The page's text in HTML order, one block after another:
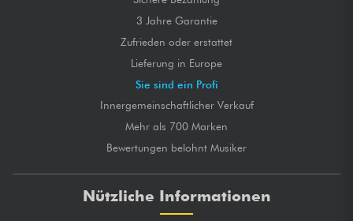
3 Jahre Garantie
Zufrieden oder erstattet
Lieferung in Europe
Sie sind ein Profi
Innergemeinschaftlicher Verkauf
Mehr als 700 Marken
Bewertungen belohnt Musiker
Nützliche Informationen